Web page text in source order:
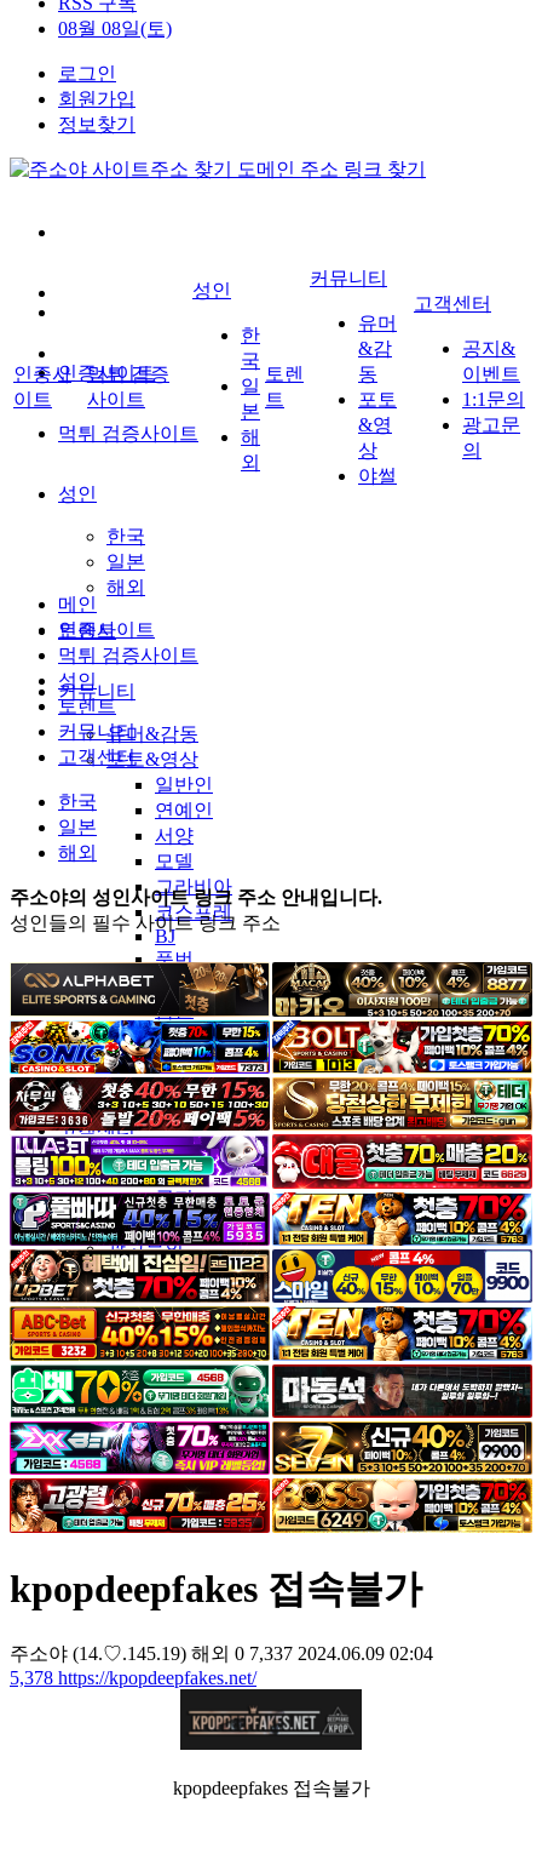
08월 08일(토)
로그인
회원가입
정보찾기
인증사이트
먹튀 검증사이트
성인
한국
일본
해외
토렌트
커뮤니티
유머&감동
포토&영상
일반인
연예인
서양
모델
그라비아
코스프레
BJ
품번
후방주의
움짤
스포츠
기타
야썰
고객센터
공지&이벤트
공지
1:1문의
광고문의
인증사
이트
먹튀 검증
사이트
성인
한
국
일
본
해
외
토렌
트
커뮤니티
유머
&감
동
포토
&영
상
야썰
고객센터
공지&
이벤트
1:1문의
광고문
의
메인
인증사이트
먹튀 검증사이트
성인
토렌트
커뮤니티
고객센터
한국
일본
해외
주소야의 성인사이트 링크 주소 안내입니다.
성인들의 필수 사이트 링크 주소
kpopdeepfakes 접속불가
주소야 (14.♡.145.19) 해외 0 7,337 2024.06.09 02:04
5,378 https://kpopdeepfakes.net/
kpopdeepfakes 접속불가